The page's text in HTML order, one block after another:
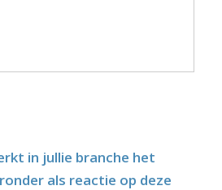
in jullie branche het
als reactie op deze